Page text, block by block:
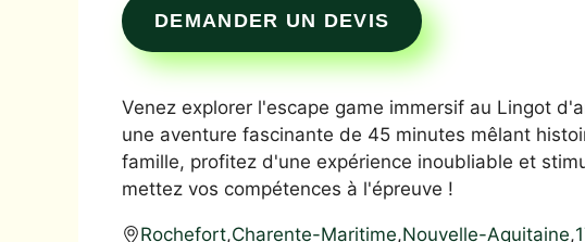
DEMANDER UN DEVIS
Venez explorer l'escape game immersif au Lingot
une aventure fascinante de 45 minutes mêlant
famille, profitez d'une expérience inoubliable et
mettez vos compétences à l'épreuve !
Rochefort,Charente-Maritime,Nouvelle-Aquitaine,